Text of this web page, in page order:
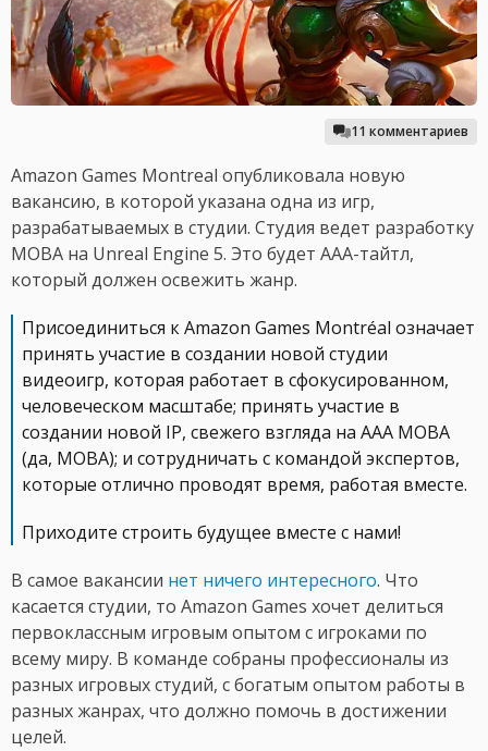
11 комментариев
Amazon Games Montreal опубликовала новую
вакансию, в которой указана одна из игр,
разрабатываемых в студии. Студия ведет разработку
MOBA на Unreal Engine 5. Это будет ААА-тайтл,
который должен освежить жанр.
Присоединиться к Amazon Games Montréal означает
принять участие в создании новой студии
видеоигр, которая работает в сфокусированном,
человеческом масштабе; принять участие в
создании новой IP, свежего взгляда на AAA MOBA
(да, MOBA); и сотрудничать с командой экспертов,
которые отлично проводят время, работая вместе.
Приходите строить будущее вместе с нами!
В самое вакансии нет ничего интересного. Что
касается студии, то Amazon Games хочет делиться
первоклассным игровым опытом с игроками по
всему миру. В команде собраны профессионалы из
разных игровых студий, с богатым опытом работы в
разных жанрах, что должно помочь в достижении
целей.